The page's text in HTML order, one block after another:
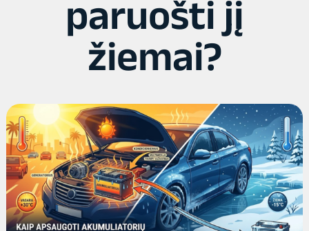
paruošti jį
žiemai?